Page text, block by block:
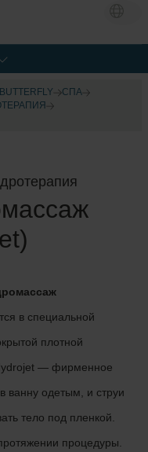
BUTTERFLY
CПА
в специальной
плотной
— фирменное
ванну одетым, и струи
тело под пленкой.
процедуры.